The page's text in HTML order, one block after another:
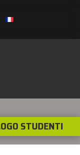
STUDENTI